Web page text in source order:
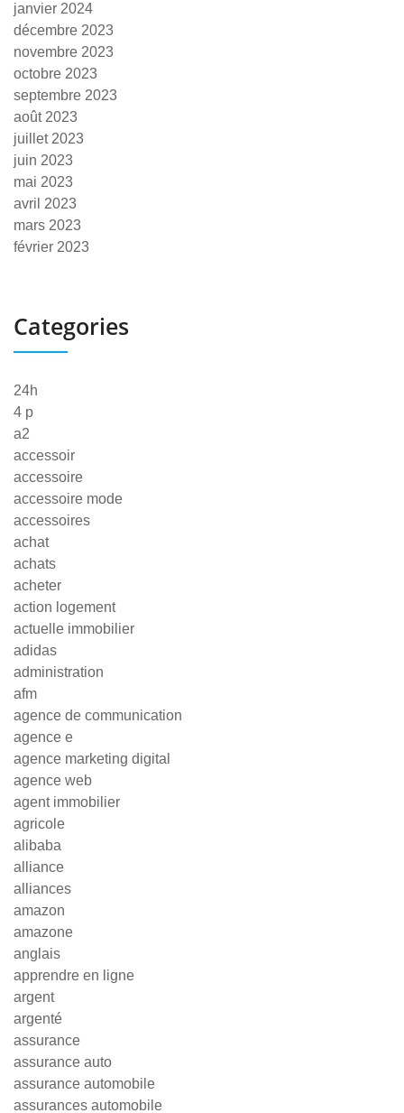
janvier 2024
décembre 2023
novembre 2023
octobre 2023
septembre 2023
août 2023
juillet 2023
juin 2023
mai 2023
avril 2023
mars 2023
février 2023
Categories
24h
4 p
a2
accessoir
accessoire
accessoire mode
accessoires
achat
achats
acheter
action logement
actuelle immobilier
adidas
administration
afm
agence de communication
agence e
agence marketing digital
agence web
agent immobilier
agricole
alibaba
alliance
alliances
amazon
amazone
anglais
apprendre en ligne
argent
argenté
assurance
assurance auto
assurance automobile
assurances automobile